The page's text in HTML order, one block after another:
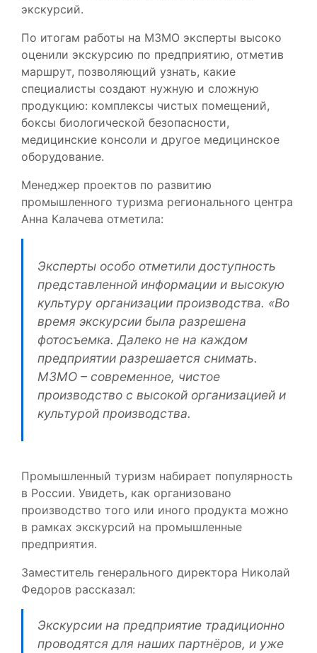
экскурсий.
По итогам работы на МЗМО эксперты высоко
оценили экскурсию по предприятию, отметив
маршрут, позволяющий узнать, какие
специалисты создают нужную и сложную
продукцию: комплексы чистых помещений,
боксы биологической безопасности,
медицинские консоли и другое медицинское
оборудование.
Менеджер проектов по развитию
промышленного туризма регионального центра
Анна Калачева отметила:
Эксперты особо отметили доступность
представленной информации и высокую
культуру организации производства. «Во
время экскурсии была разрешена
фотосъемка. Далеко не на каждом
предприятии разрешается снимать.
МЗМО – современное, чистое
производство с высокой организацией и
культурой производства.
Промышленный туризм набирает популярность
в России. Увидеть, как организовано
производство того или иного продукта можно
в рамках экскурсий на промышленные
предприятия.
Заместитель генерального директора Николай
Федоров рассказал:
Экскурсии на предприятие традиционно
проводятся для наших партнёров, и уже